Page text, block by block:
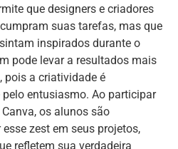
que designers e criadores
suas tarefas, mas que
inspirados durante o
pode levar a resultados mais
pois a criatividade é
entusiasmo. Ao participar
os alunos são
zest em seus projetos,
refletem sua verdadeira